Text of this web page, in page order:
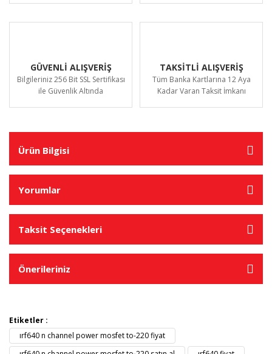
GÜVENLİ ALIŞVERİŞ
Bilgileriniz 256 Bit SSL Sertifikası
ile Güvenlik Altında
TAKSİTLİ ALIŞVERİŞ
Tüm Banka Kartlarına 12 Aya
Kadar Varan Taksit İmkanı
Ürün Bilgisi
Yorumlar
Taksit Seçenekleri
Önerileriniz
Etiketler :
ırf640 n channel power mosfet to-220 fiyat